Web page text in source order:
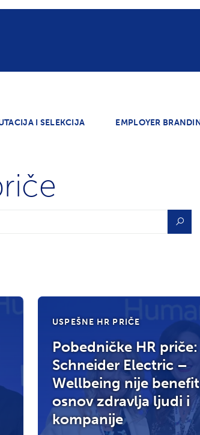
I SELEKCIJA EMPLOYER
USPEŠNE HR PRIČE
Pobedničke HR priče:
Schneider Electric –
Wellbeing nije
osnov zdravlja ljudi i
kompanije